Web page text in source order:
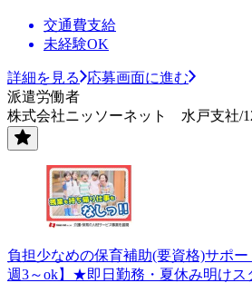
交通費支給
未経験OK
詳細を見る
応募画面に進む
派遣労働者
株式会社ニッソーネット 水戸支社/
負担少なめの保育補助(要資格)サポー
週3～ok】★即日勤務・夏休み明けス